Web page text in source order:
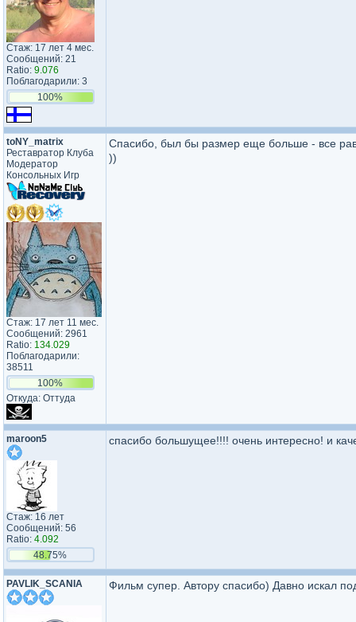
Стаж: 17 лет 4 мес.
Сообщений: 21
Ratio: 9.076
Поблагодарили: 3
100%
toNY_matrix
Реставратор Клуба
Модератор
Консольных Игр
Стаж: 17 лет 11 мес.
Сообщений: 2961
Ratio: 134.029
Поблагодарили:
38511
100%
Откуда: Оттуда
Спасибо, был бы размер еще больше - все
))
maroon5
Стаж: 16 лет
Сообщений: 56
Ratio: 4.092
48.75%
спасибо большущее!!!! очень интересно! и
PAVLIK_SCANIA Фильм супер. Автору спасибо) Давно искал